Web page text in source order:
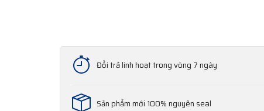
Đổi trả linh hoạt trong vòng 7 ngày
Sản phẩm mới 100% nguyên seal